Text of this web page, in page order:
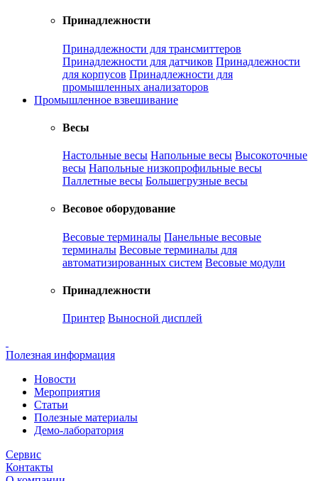
Принадлежности
Принадлежности для трансмиттеров
Принадлежности для датчиков Принадлежности
для корпусов Принадлежности для
промышленных анализаторов
Промышленное взвешивание
Весы
Настольные весы Напольные весы Высокоточные
весы Напольные низкопрофильные весы
Паллетные весы Большегрузные весы
Весовое оборудование
Весовые терминалы Панельные весовые
терминалы Весовые терминалы для
автоматизированных систем Весовые модули
Принадлежности
Принтер Выносной дисплей
Полезная информация
Новости
Мероприятия
Статьи
Полезные материалы
Демо-лаборатория
Сервис
Контакты